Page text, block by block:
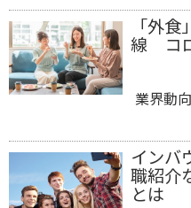
「外
線 コ
業界動向
インバ
職紹介
とは